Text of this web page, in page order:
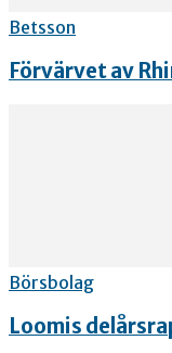
Betsson
Förvärvet av
Börsbolag
Loomis